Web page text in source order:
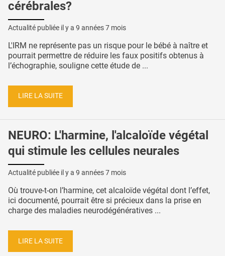
cérébrales?
Actualité publiée il y a 9 années 7 mois
L'IRM ne représente pas un risque pour le bébé à naître et
pourrait permettre de réduire les faux positifs obtenus à
l’échographie, souligne cette étude de ...
LIRE LA SUITE
NEURO: L'harmine, l'alcaloïde végétal
qui stimule les cellules neurales
Actualité publiée il y a 9 années 7 mois
Où trouve-t-on l’harmine, cet alcaloïde végétal dont l’effet,
ici documenté, pourrait être si précieux dans la prise en
charge des maladies neurodégénératives ...
LIRE LA SUITE